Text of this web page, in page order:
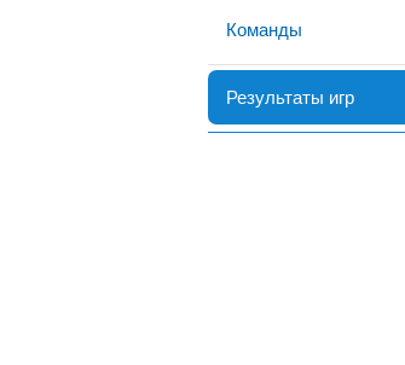
Команды
Результаты игр